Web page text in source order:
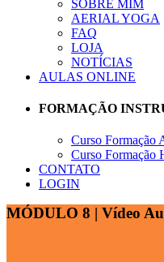
SOBRE MIM
AERIAL YOGA
FAQ
LOJA
NOTÍCIAS
AULAS ONLINE
FORMAÇÃO
Curso Formação
Curso Formação
CONTATO
LOGIN
MÓDULO 8 | Vídeo